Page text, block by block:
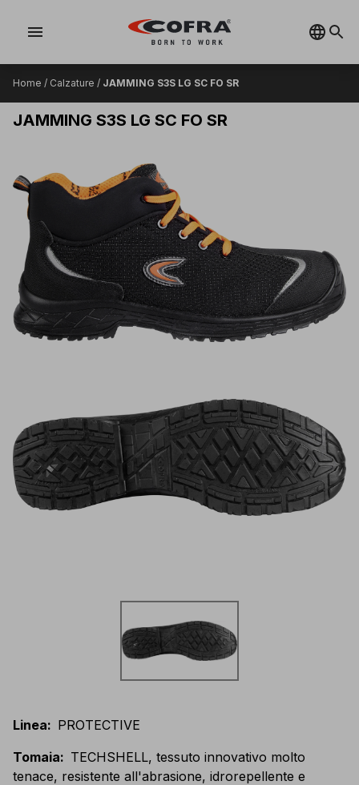
menu
Home / Calzature / JAMMING S3S LG SC FO SR
JAMMING S3S LG SC FO SR
Linea: PROTECTIVE
Tomaia: TECHSHELL, tessuto innovativo molto
tenace, resistente all'abrasione, idrorepellente e